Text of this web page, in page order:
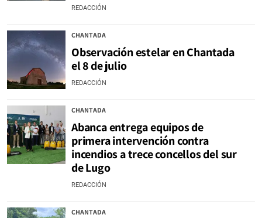
REDACCIÓN
CHANTADA
Observación estelar en Chantada
el 8 de julio
REDACCIÓN
CHANTADA
Abanca entrega equipos de
primera intervención contra
incendios a trece concellos del sur
de Lugo
REDACCIÓN
CHANTADA